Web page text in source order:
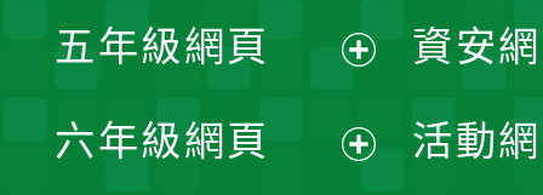
單
選
單
開
選
五年級網頁
開
六年級網頁
資安
活動